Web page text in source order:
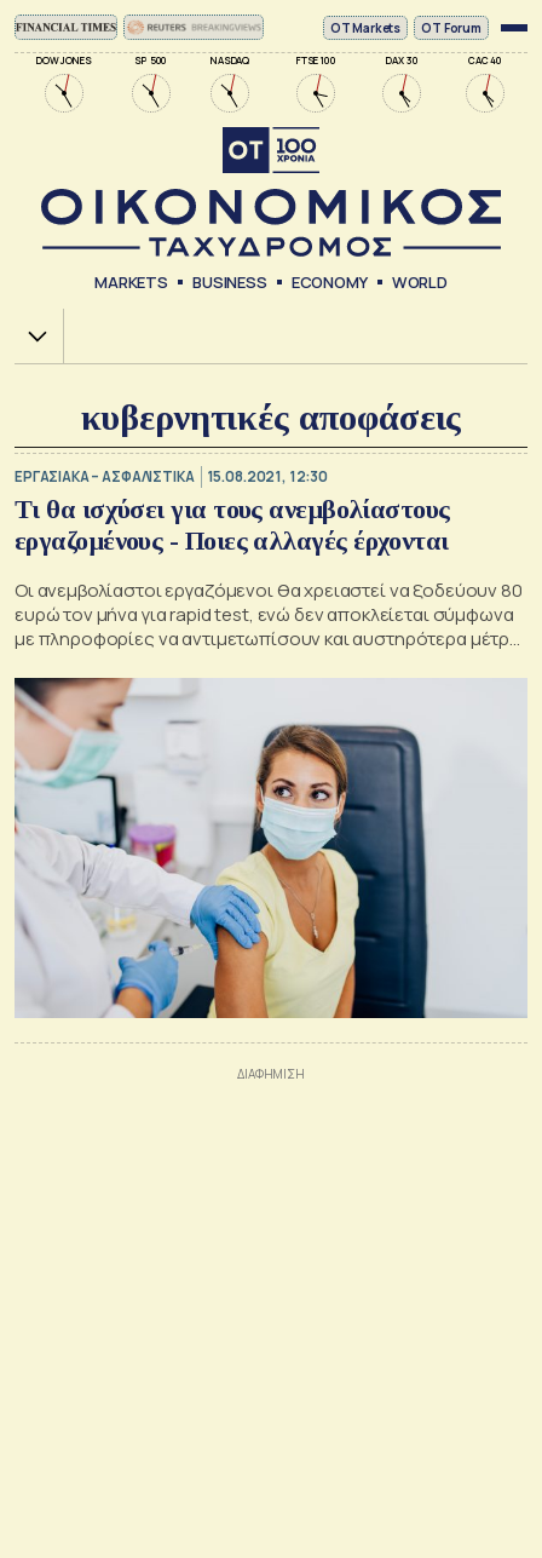
DOW JONES SP 500 NASDAQ FTSE 100 DAX 30 CAC 40
ΟΤ Markets OT Forum
MARKETS BUSINESS ECONOMY WORLD
Χ.Α.
κυβερνητικές αποφάσεις
ΕΡΓΑΣΙΑΚΑ – ΑΣΦΑΛΙΣΤΙΚΑ 15.08.2021, 12:30
Τι θα ισχύσει για τους ανεμβολίαστους
εργαζομένους - Ποιες αλλαγές έρχονται
Οι ανεμβολίαστοι εργαζόμενοι θα χρειαστεί να ξοδεύουν 80
ευρώ τον μήνα για rapid test, ενώ δεν αποκλείεται σύμφωνα
με πληροφορίες να αντιμετωπίσουν και αυστηρότερα μέτρα